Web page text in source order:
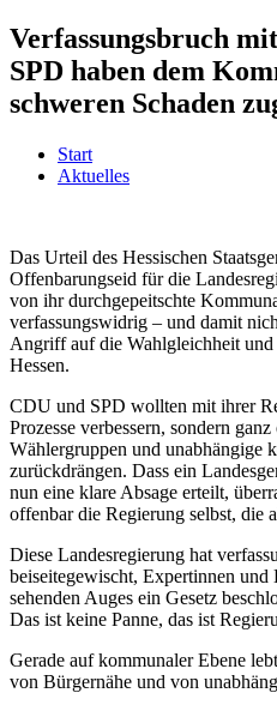
Verfassungsbruch
SPD haben dem
schweren Schaden
Start
Aktuelles
Das Urteil des Hessischen
Offenbarungseid für die
von ihr durchgepeitschte
verfassungswidrig – und damit
Angriff auf die Wahlgleichheit
Hessen.
CDU und SPD wollten mit ihrer
Prozesse verbessern, sondern
Wählergruppen und unabhängige
zurückdrängen. Dass ein
nun eine klare Absage erteilt,
offenbar die Regierung selbst, die
Diese Landesregierung hat
beiseitegewischt, Expertinnen und
sehenden Auges ein Gesetz
Das ist keine Panne, das ist
Gerade auf kommunaler Ebene
von Bürgernähe und von